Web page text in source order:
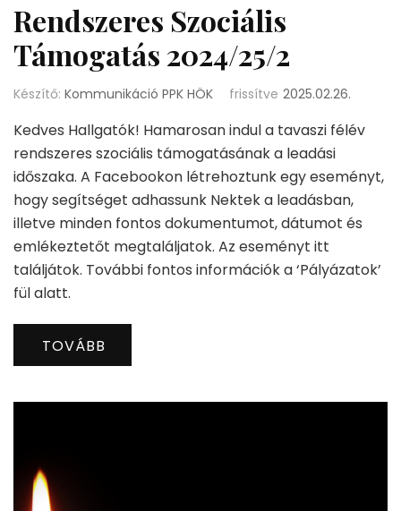
Rendszeres Szociális
Támogatás 2024/25/2
Készítő: Kommunikáció PPK HÖK frissítve 2025.02.26.
Kedves Hallgatók! Hamarosan indul a tavaszi félév
rendszeres szociális támogatásának a leadási
időszaka. A Facebookon létrehoztunk egy eseményt,
hogy segítséget adhassunk Nektek a leadásban,
illetve minden fontos dokumentumot, dátumot és
emlékeztetőt megtaláljatok. Az eseményt itt
találjátok. További fontos információk a ‘Pályázatok’
fül alatt.
TOVÁBB